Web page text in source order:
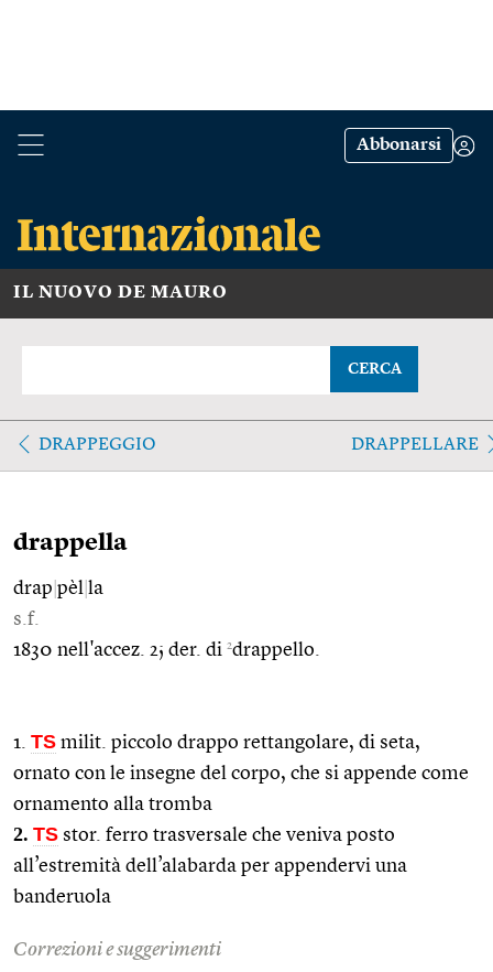
Abbonarsi
IL NUOVO DE MAURO
CERCA
DRAPPEGGIO DRAPPELLARE
drappella
drap pèl la
s.f.
1830 nell'accez. 2; der. di 2drappello.
1. TS milit. piccolo drappo rettangolare, di seta,
ornato con le insegne del corpo, che si appende come
ornamento alla tromba
2. TS stor. ferro trasversale che veniva posto
all’estremità dell’alabarda per appendervi una
banderuola
Correzioni e suggerimenti